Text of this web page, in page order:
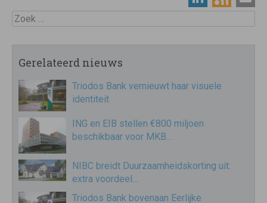
Zoek
Gerelateerd nieuws
Triodos Bank vernieuwt haar visuele
identiteit
ING en EIB stellen €800 miljoen
beschikbaar voor MKB…
NIBC breidt Duurzaamheidskorting uit:
extra voordeel…
Triodos Bank bovenaan Eerlijke